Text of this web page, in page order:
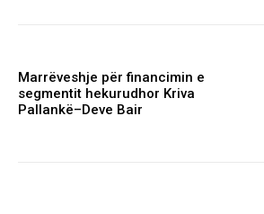
Marrëveshje për financimin e
segmentit hekurudhor Kriva
Pallankë–Deve Bair